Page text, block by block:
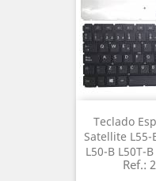
Teclado
Satellite L55-
L50-B L50T-
Ref.: